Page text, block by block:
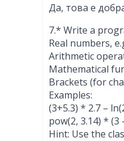
Да, това е
7.* Write a
Real numbers,
Arithmetic
Mathematical
Brackets (for
Examples:
(3+5.3) * 2.7 –
pow(2, 3.14) * (3
Hint: Use the